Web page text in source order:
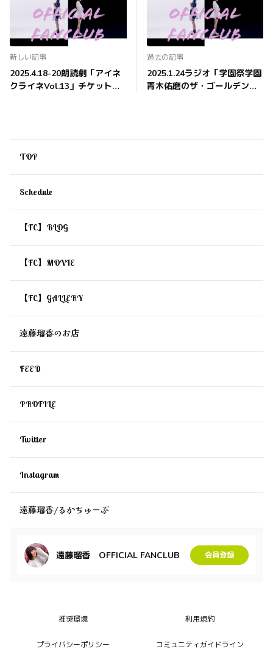
新しい記事
2025.4.18-20朗読劇「アイネ
クライネVol.13」チケット発
過去の記事
2025.1.24ラジオ「学園祭学園
青木佑磨のザ・ゴールデン・
TOP
Schedule
【FC】BLOG
【FC】MOVIE
【FC】GALLERY
遠藤瑠香のお店
FEED
PROFILE
Twitter
Instagram
遠藤瑠香/るかちゅーぶ
遠藤瑠香 OFFICIAL FANCLUB 会員登録
推奨環境 利用規約
プライバシーポリシー コミュニティガイドライン